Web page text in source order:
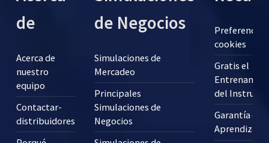
de
Acerca de
nuestro
equipo
Contactar-
distribuidores
de Negocios
Simulaciones de
Mercadeo
Principales
Simulaciones de
Negocios
Preferencias
cookies
Gratis el
del
Garantía de
Aprendizaje